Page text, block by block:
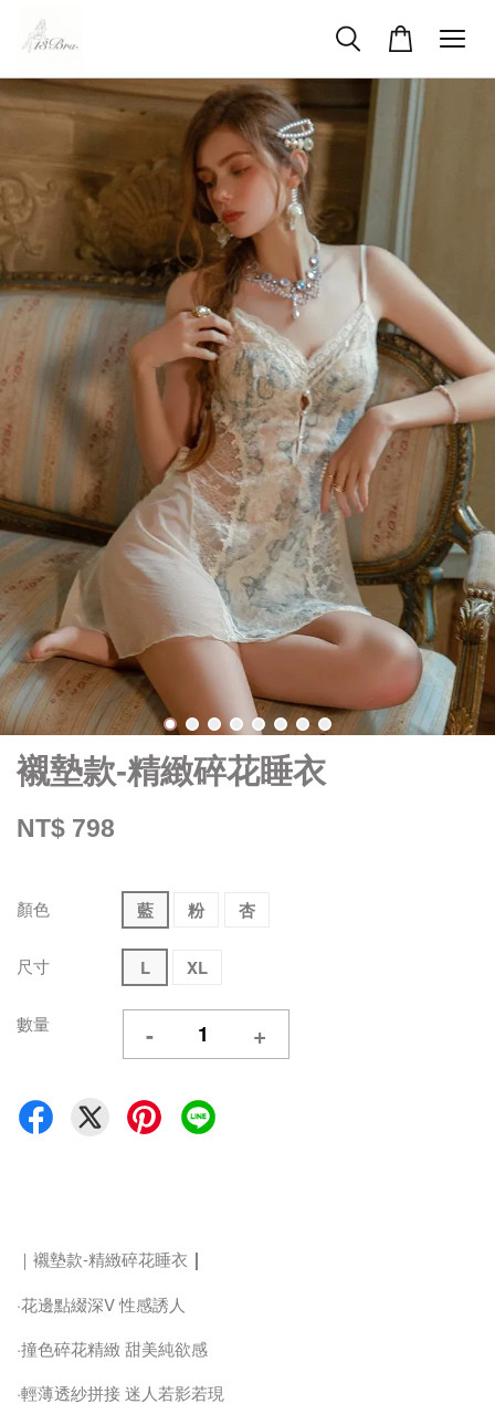
襯墊款-精緻碎花睡衣
NT$ 798
顏色 藍 粉 杏
尺寸 L XL
數量 - +
｜襯墊款-精緻碎花睡衣 ｜
·花邊點綴深V 性感誘人
·撞色碎花精緻 甜美純欲感
·輕薄透紗拼接 迷人若影若現